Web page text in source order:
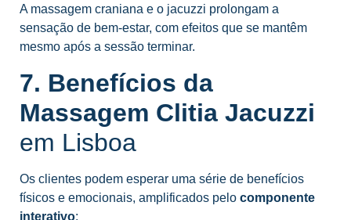
A massagem craniana e o jacuzzi prolongam a
sensação de bem-estar, com efeitos que se mantêm
mesmo após a sessão terminar.
7. Benefícios da
Massagem Clitia Jacuzzi
em Lisboa
Os clientes podem esperar uma série de benefícios
físicos e emocionais, amplificados pelo componente
interativo: